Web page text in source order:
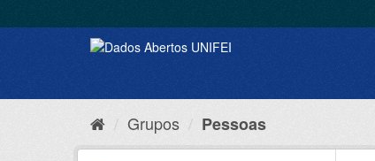
Grupos Pessoas